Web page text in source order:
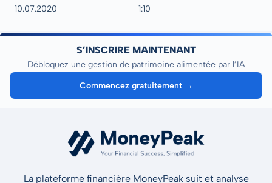
10.07.2020 1:10
S’INSCRIRE MAINTENANT
Débloquez une gestion de patrimoine alimentée par l’IA
Commencez gratuitement →
La plateforme financière MoneyPeak suit et analyse